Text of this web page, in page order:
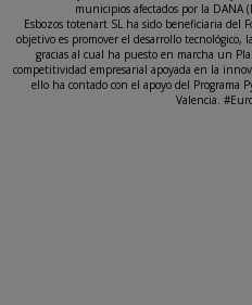
municipios afectados por la DANA
Esbozos totenart SL ha sido beneficiaria del
objetivo es promover el desarrollo
gracias al cual ha puesto en marcha un
competitividad empresarial apoyada en la
ello ha contado con el apoyo del Programa
Valencia.